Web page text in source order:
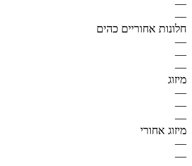
—
—
חלונות אחוריים כהים
—
—
—
מיזוג
—
—
—
מיזוג אחורי
—
—